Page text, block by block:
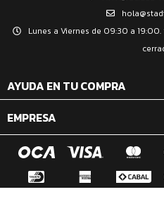
Lunes a Viernes de 09:30 a
AYUDA EN TU COMPRA
EMPRESA